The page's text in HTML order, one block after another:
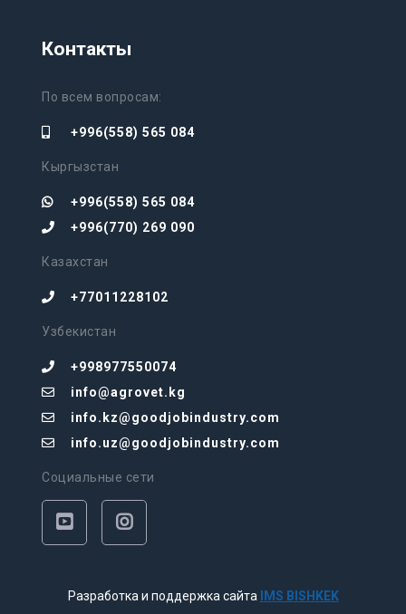
Контакты
По всем вопросам:
+996(558) 565 084
Кыргызстан
+996(558) 565 084
+996(770) 269 090
Казахстан
+77011228102
Узбекистан
+998977550074
info@agrovet.kg
info.kz@goodjobindustry.com
info.uz@goodjobindustry.com
Социальные сети
Разработка и поддержка сайта IMS BISHKEK